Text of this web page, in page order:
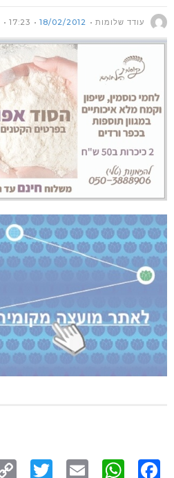
עודד שלומות 18/02/2012
17:23